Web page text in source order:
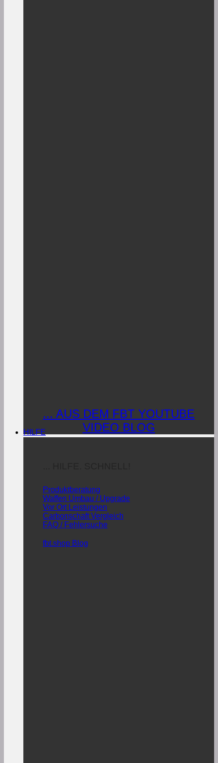
... AUS DEM FBT YOUTUBE
VIDEO BLOG
HILFE
Produktberatung
Waffen Umbau / Upgrade
Vor Ort Leistungen
Carbonschaft Vergleich
FAQ / Fehlersuche
fbt.shop Blog